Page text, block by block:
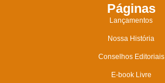
Páginas
Lançamentos
Nossa História
Conselhos Editoriais
E-book Livre